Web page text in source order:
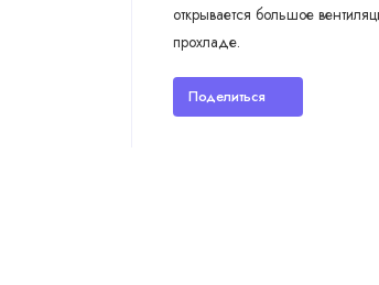
открывается большое
прохладе.
Поделиться